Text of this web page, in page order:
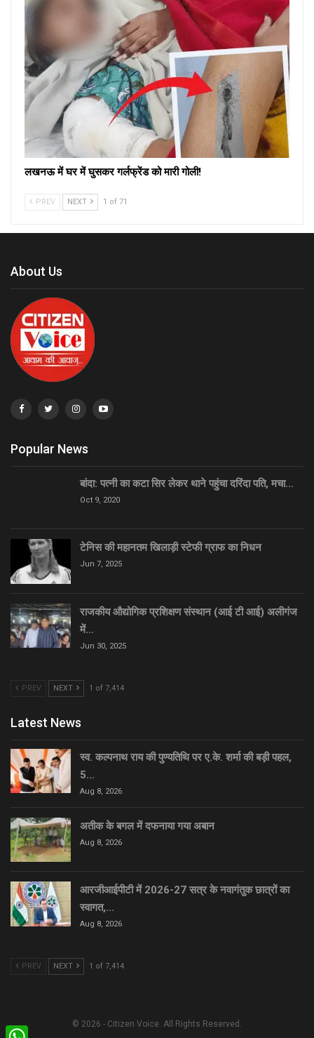
लखनऊ में घर में घुसकर गर्लफ्रेंड को मारी गोली!
PREV NEXT 1 of 71
About Us
Popular News
बांदा: पत्नी का कटा सिर लेकर थाने पहुंचा दरिंदा पति, मचा…
Oct 9, 2020
टेनिस की महानतम खिलाड़ी स्टेफी ग्राफ का निधन
Jun 7, 2025
राजकीय औद्योगिक प्रशिक्षण संस्थान (आई टी आई) अलीगंज
में…
Jun 30, 2025
PREV NEXT 1 of 7,414
Latest News
स्व. कल्पनाथ राय की पुण्यतिथि पर ए.के. शर्मा की बड़ी पहल,
5…
Aug 8, 2026
अतीक के बगल में दफनाया गया अबान
Aug 8, 2026
आरजीआईपीटी में 2026-27 सत्र के नवागंतुक छात्रों का
स्वागत,…
Aug 8, 2026
PREV NEXT 1 of 7,414
© 2026 - Citizen Voice. All Rights Reserved.